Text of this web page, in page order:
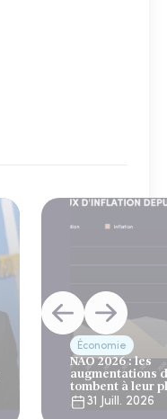
Économie
NAO 2026 : les
augmentations
tombent à leur
niveau depuis 4
31 Juill. 2026